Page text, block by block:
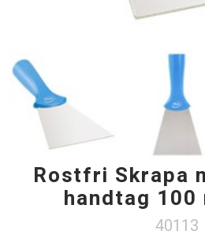
Rostfri Skrapa
handtag 100
40113